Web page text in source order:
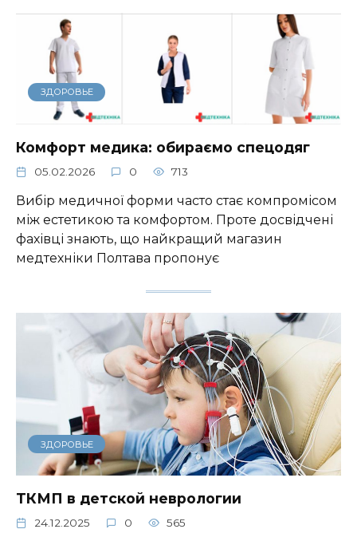
ЗДОРОВЬЕ
Комфорт медика: обираємо спецодяг
05.02.2026 0 713
Вибір медичної форми часто стає компромісом
між естетикою та комфортом. Проте досвідчені
фахівці знають, що найкращий магазин
медтехніки Полтава пропонує
ЗДОРОВЬЕ
ТКМП в детской неврологии
24.12.2025 0 565